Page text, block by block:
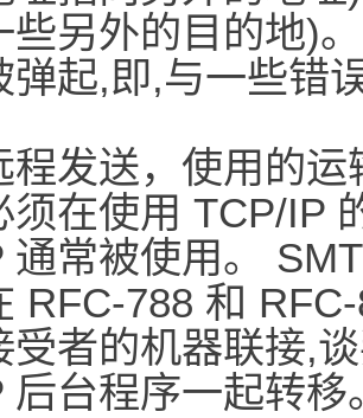
些另外的目的地)
弹起,即,与一些错
程发送，使用的
须在使用 TCP/IP
通常被使用。
RFC-788 和
受者的机器联接,
后台程序一起转移